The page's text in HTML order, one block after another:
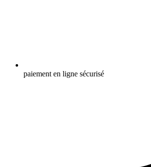
paiement en ligne sécurisé